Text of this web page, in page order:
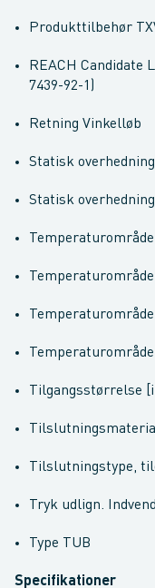
Produkttilbehør
REACH Candidate
7439-92-1)
Retning Vinkelløb
Statisk overhedning
Statisk overhedning
Tilgangsstørrelse
Tilslutningstype,
Tryk udlign.
Type TUB
Specifikationer